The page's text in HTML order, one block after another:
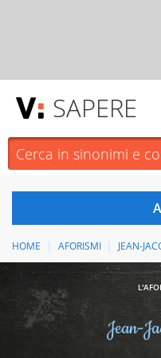
SAPERE
HOME AFORISMI JEAN-
Jean-